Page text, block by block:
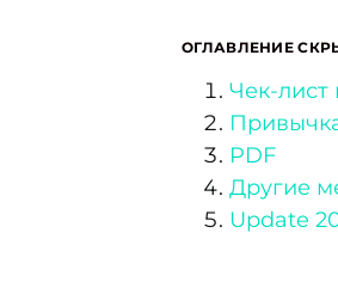
ОГЛАВЛЕНИЕ
Чек-лист
PDF
Другие
Update